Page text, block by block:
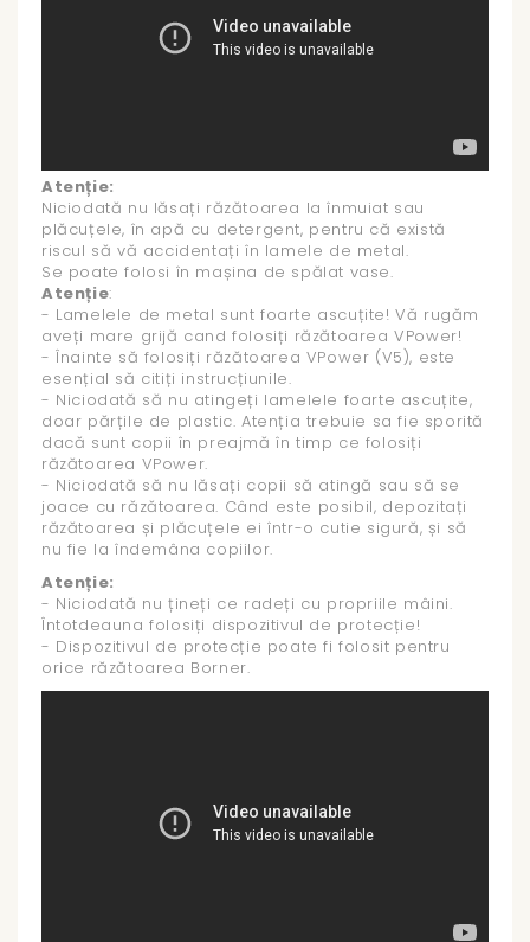
Atenție:
Niciodată nu lăsați răzătoarea la înmuiat sau
plăcuțele, în apă cu detergent, pentru că există
riscul să vă accidentați în lamele de metal.
Se poate folosi în mașina de spălat vase.
Atenție:
- Lamelele de metal sunt foarte ascuțite! Vă rugăm
aveți mare grijă cand folosiți răzătoarea VPower!
- Înainte să folosiți răzătoarea VPower (V5), este
esențial să citiți instrucțiunile.
- Niciodată să nu atingeți lamelele foarte ascuțite,
doar părțile de plastic. Atenția trebuie sa fie sporită
dacă sunt copii în preajmă în timp ce folosiți
răzătoarea VPower.
- Niciodată să nu lăsați copii să atingă sau să se
joace cu răzătoarea. Când este posibil, depozitați
răzătoarea și plăcuțele ei într-o cutie sigură, și să
nu fie la îndemâna copiilor.
Atenție:
- Niciodată nu țineți ce radeți cu propriile mâini.
Întotdeauna folosiți dispozitivul de protecție!
- Dispozitivul de protecție poate fi folosit pentru
orice răzătoarea Borner.